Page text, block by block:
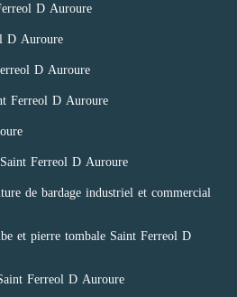
D Auroure
D Auroure
D Auroure
Ferreol D Auroure
Ferreol D Auroure
de bardage industriel et commercial
et pierre tombale Saint Ferreol D
Ferreol D Auroure